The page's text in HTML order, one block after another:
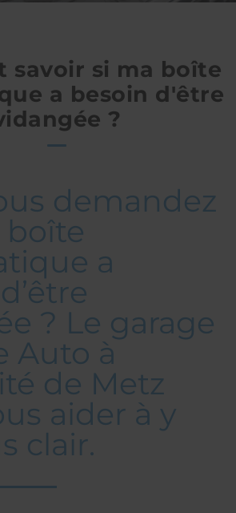
savoir si ma boîte
a besoin d'être
?
demandez
boîte
a
? Le garage
Auto à
de Metz
aider à y
clair.